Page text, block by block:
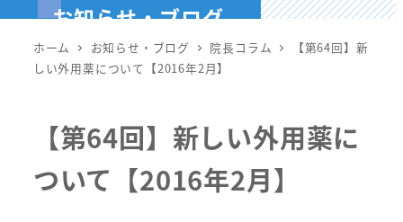
へ
お知らせ・ブログ
ホーム お知らせ・ブログ 院長コラム
【第64回】新
しい外用薬について【2016年2月】
【第64回】新しい外用薬に
ついて【2016年2月】